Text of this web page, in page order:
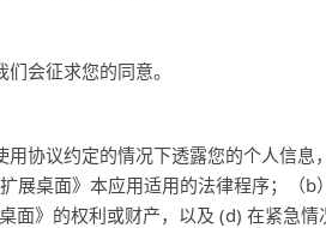
会征求您的同意。
协议约定的情况下透露您的个人信息，
桌面》本应用适用的法律程序；（b）
面》的权利或财产，以及 (d) 在紧急情